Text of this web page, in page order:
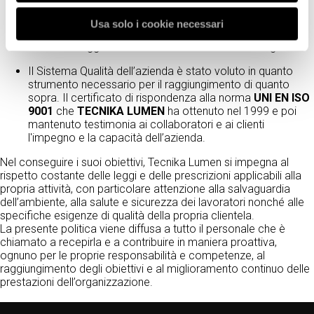
Usa solo i cookie necessari
Il Sistema di Gestione per la Qualità conforme alla norma
UNI EN ISO 9001 , è rispettato e mantenuto nel tempo e
Il Sistema Qualità dell’azienda è stato voluto in quanto
strumento necessario per il raggiungimento di quanto
sopra. Il certificato di rispondenza alla norma UNI EN ISO
9001 che TECNIKA LUMEN ha ottenuto nel 1999 e poi
mantenuto testimonia ai collaboratori e ai clienti
l'impegno e la capacità dell’azienda.
Nel conseguire i suoi obiettivi, Tecnika Lumen si impegna al
rispetto costante delle leggi e delle prescrizioni applicabili alla
propria attività, con particolare attenzione alla salvaguardia
dell’ambiente, alla salute e sicurezza dei lavoratori nonché alle
specifiche esigenze di qualità della propria clientela.
La presente politica viene diffusa a tutto il personale che è
chiamato a recepirla e a contribuire in maniera proattiva,
ognuno per le proprie responsabilità e competenze, al
raggiungimento degli obiettivi e al miglioramento continuo delle
prestazioni dell’organizzazione.